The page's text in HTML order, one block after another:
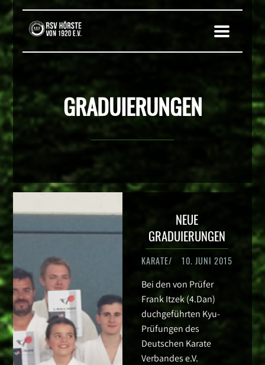
GRADUIERUNGEN
NEUE
GRADUIERUNGEN
KARATE/
10. JUNI 2015
Bei den von Prüfer
Frank Itzek (4.Dan)
duchgeführten Kyu-
Prüfungen des
Deutschen Karate
Verbandes e.V.